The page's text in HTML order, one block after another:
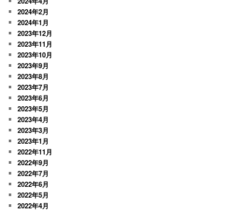
2024年2月
2024年1月
2023年12月
2023年11月
2023年10月
2023年9月
2023年8月
2023年7月
2023年6月
2023年5月
2023年4月
2023年3月
2023年1月
2022年11月
2022年9月
2022年7月
2022年6月
2022年5月
2022年4月